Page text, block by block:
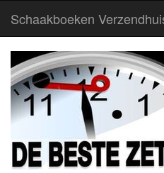
Schaakboeken